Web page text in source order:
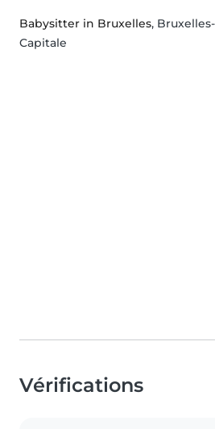
Babysitter in Bruxelles,
Capitale
Vérifications